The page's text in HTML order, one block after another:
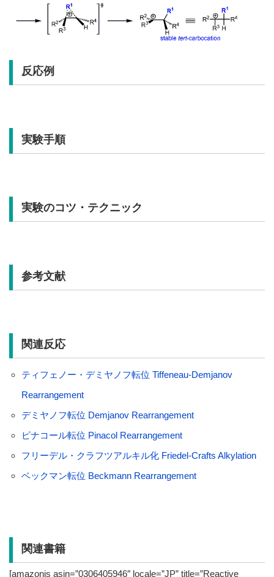
反応例
実験手順
実験のコツ・テクニック
参考文献
関連反応
ティフェノー・デミヤノフ転位 Tiffeneau-Demjanov
Rearrangement
デミヤノフ転位 Demjanov Rearrangement
ピナコール転位 Pinacol Rearrangement
フリーデル・クラフツアルキル化 Friedel-Crafts Alkylation
ベックマン転位 Beckmann Rearrangement
関連書籍
[amazonjs asin=”0306405946″ locale=”JP” title=”Reactive